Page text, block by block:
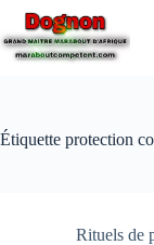
Étiquette protection
Rituels de